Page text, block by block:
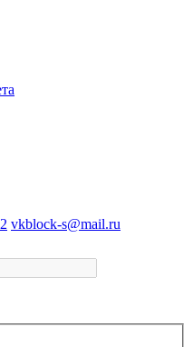
vkblock-s@mail.ru